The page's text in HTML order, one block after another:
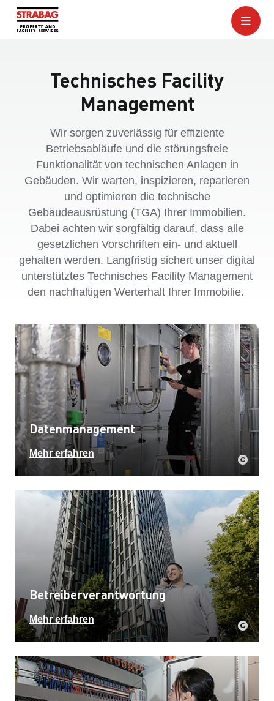
Technisches Facility
Management
Wir sorgen zuverlässig für effiziente
Betriebsabläufe und die störungsfreie
Funktionalität von technischen Anlagen in
Gebäuden. Wir warten, inspizieren, reparieren
und optimieren die technische
Gebäudeausrüstung (TGA) Ihrer Immobilien.
Dabei achten wir sorgfältig darauf, dass alle
gesetzlichen Vorschriften ein- und aktuell
gehalten werden. Langfristig sichert unser digital
unterstütztes Technisches Facility Management
den nachhaltigen Werterhalt Ihrer Immobilie.
Datenmanagement
Mehr erfahren
Betreiberverantwortung
Mehr erfahren